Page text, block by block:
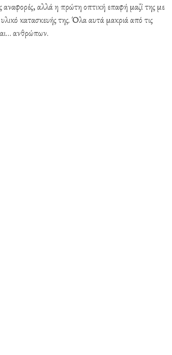
αναφορές, αλλά η πρώτη οπτική επαφή μαζί της με
υλικό κατασκευής της. Όλα αυτά μακριά από τις
ανθρώπων.